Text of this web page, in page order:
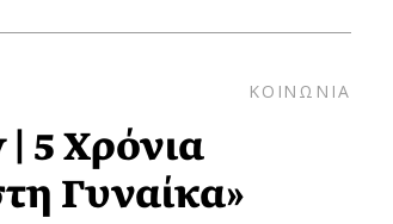
ΚΟΙΝΩΝΙΑ
5 Xρόνια
Γυναίκα»